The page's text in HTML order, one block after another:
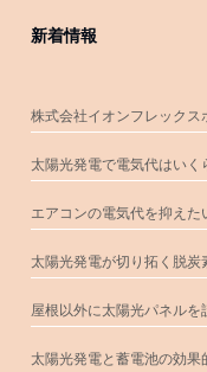
新着情報
株式会社イオンフレックス
太陽光発電で電気代はい
エアコンの電気代を抑え
太陽光発電が切り拓く脱炭
屋根以外に太陽光パネル
太陽光発電と蓄電池の効果